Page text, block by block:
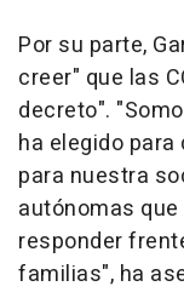
Por su parte,
creer" que las
decreto".
ha elegido
para nuestra
autónomas
responder
familias", ha